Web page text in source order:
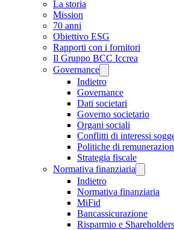
La storia
Mission
70 anni
Obiettivo ESG
Rapporti con i fornitori
Il Gruppo BCC Iccrea
Governance
Indietro
Governance
Dati societari
Governo societario
Organi sociali
Conflitti di interessi
Politiche di
Strategia fiscale
Normativa finanziaria
Indietro
Normativa finanziaria
MiFid
Bancassicurazione
Risparmio e Shareholders